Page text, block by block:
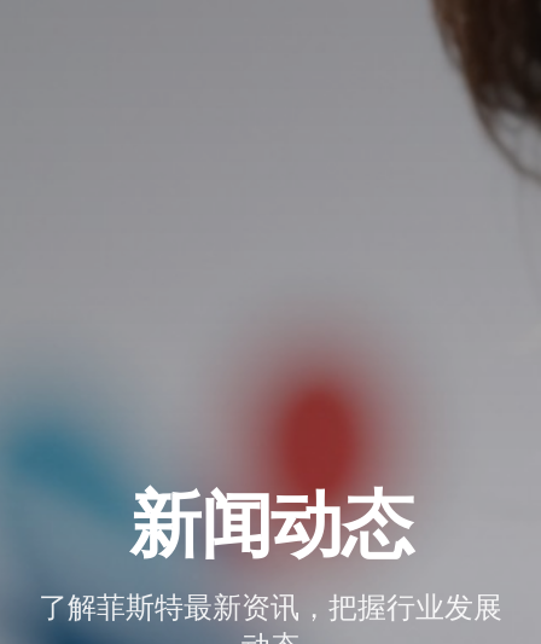
新闻动态
了解菲斯特最新资讯，把握行业发展